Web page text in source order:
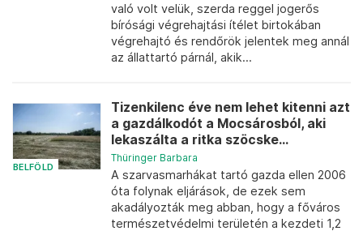
való volt velük, szerda reggel jogerős
bírósági végrehajtási ítélet birtokában
végrehajtó és rendőrök jelentek meg annál
az állattartó párnál, akik...
BELFÖLD
Tizenkilenc éve nem lehet kitenni azt
a gazdálkodót a Mocsárosból, aki
lekaszálta a ritka szöcske...
Thüringer Barbara
A szarvasmarhákat tartó gazda ellen 2006
óta folynak eljárások, de ezek sem
akadályozták meg abban, hogy a főváros
természetvédelmi területén a kezdeti 1,2